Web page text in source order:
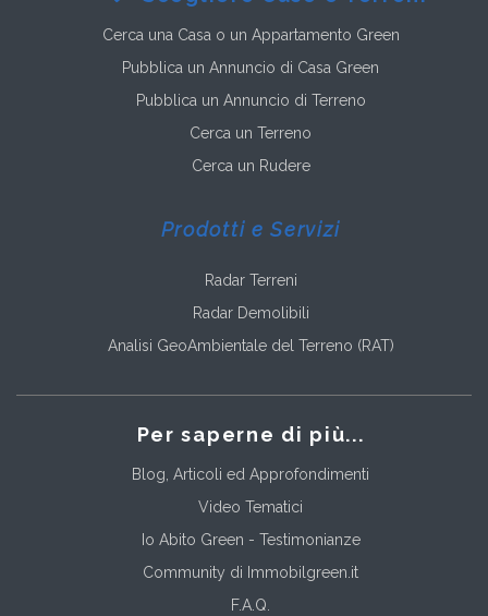
Cerca una Casa o un Appartamento Green
Pubblica un Annuncio di Casa Green
Pubblica un Annuncio di Terreno
Cerca un Terreno
Cerca un Rudere
Prodotti e Servizi
Radar Terreni
Radar Demolibili
Analisi GeoAmbientale del Terreno (RAT)
Per saperne di più...
Blog, Articoli ed Approfondimenti
Video Tematici
Io Abito Green - Testimonianze
Community di Immobilgreen.it
F.A.Q.